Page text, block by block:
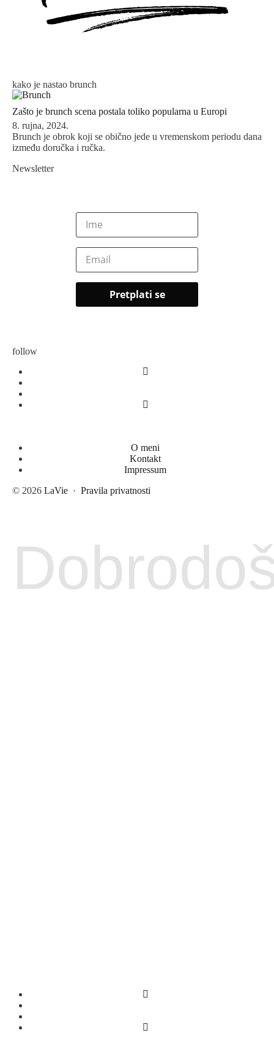
kako je nastao brunch
Zašto je brunch scena postala toliko popularna u Europi
8. rujna, 2024.
Brunch je obrok koji se obično jede u vremenskom periodu dana
između doručka i ručka.
Newsletter
follow
O meni
Kontakt
Impressum
© 2026 LaVie · Pravila privatnosti